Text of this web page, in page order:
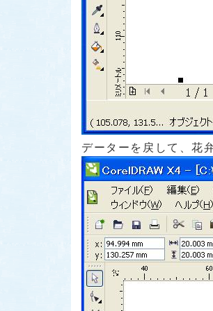
データーを戻して、花